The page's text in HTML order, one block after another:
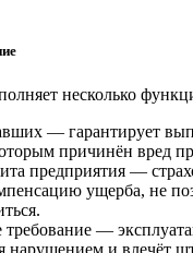
несколько
— гарантирует
причинён вред
предприятия —
ущерба, не
требование —
нарушением и влечёт